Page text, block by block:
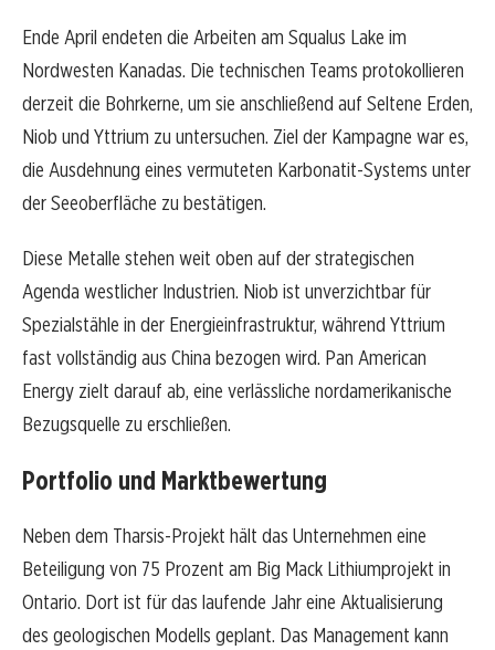
Ende April endeten die Arbeiten am Squalus Lake im
Nordwesten Kanadas. Die technischen Teams protokollieren
derzeit die Bohrkerne, um sie anschließend auf Seltene Erden,
Niob und Yttrium zu untersuchen. Ziel der Kampagne war es,
die Ausdehnung eines vermuteten Karbonatit-Systems unter
der Seeoberfläche zu bestätigen.
Diese Metalle stehen weit oben auf der strategischen
Agenda westlicher Industrien. Niob ist unverzichtbar für
Spezialstähle in der Energieinfrastruktur, während Yttrium
fast vollständig aus China bezogen wird. Pan American
Energy zielt darauf ab, eine verlässliche nordamerikanische
Bezugsquelle zu erschließen.
Portfolio und Marktbewertung
Neben dem Tharsis-Projekt hält das Unternehmen eine
Beteiligung von 75 Prozent am Big Mack Lithiumprojekt in
Ontario. Dort ist für das laufende Jahr eine Aktualisierung
des geologischen Modells geplant. Das Management kann